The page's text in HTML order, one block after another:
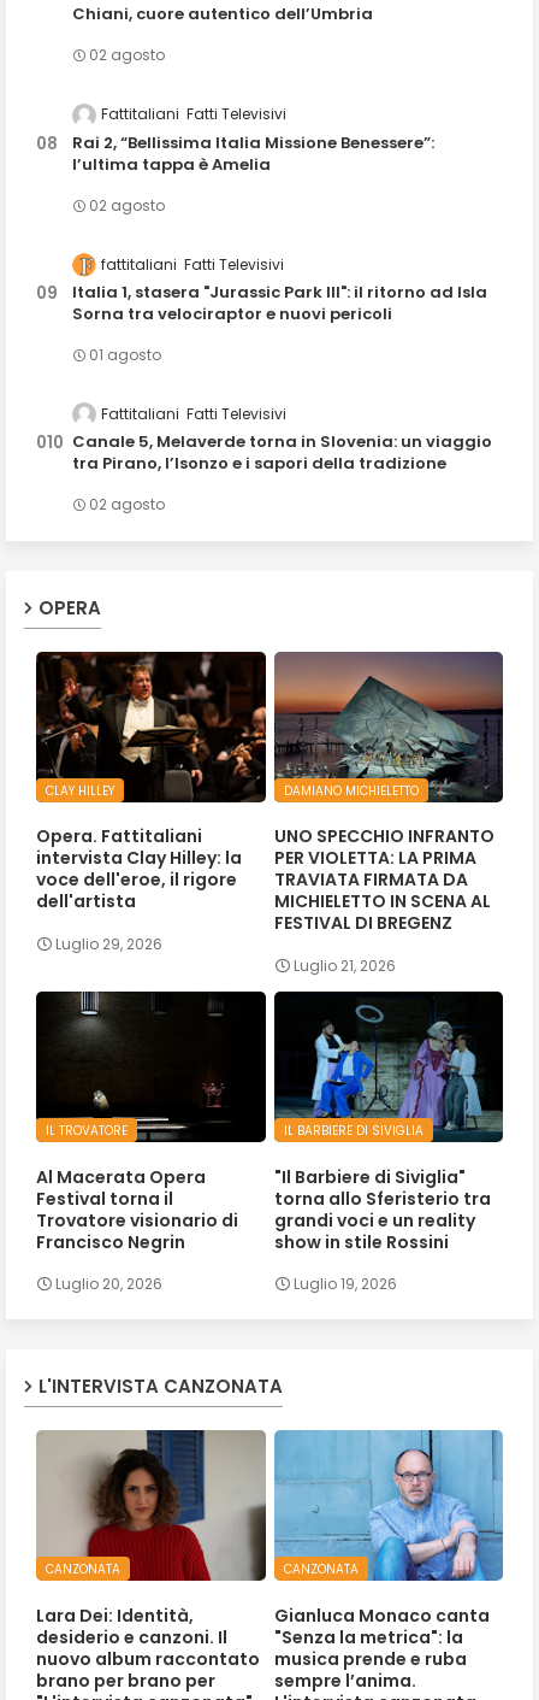
Chiani, cuore autentico dell’Umbria
02 agosto
Fattitaliani Fatti Televisivi
Rai 2, “Bellissima Italia Missione Benessere”:
l’ultima tappa è Amelia
02 agosto
fattitaliani Fatti Televisivi
Italia 1, stasera "Jurassic Park III": il ritorno ad Isla
Sorna tra velociraptor e nuovi pericoli
01 agosto
Fattitaliani Fatti Televisivi
Canale 5, Melaverde torna in Slovenia: un viaggio
tra Pirano, l’Isonzo e i sapori della tradizione
02 agosto
OPERA
CLAY HILLEY
Opera. Fattitaliani
intervista Clay Hilley: la
voce dell'eroe, il rigore
dell'artista
Luglio 29, 2026
DAMIANO MICHIELETTO
UNO SPECCHIO INFRANTO
PER VIOLETTA: LA PRIMA
TRAVIATA FIRMATA DA
MICHIELETTO IN SCENA AL
FESTIVAL DI BREGENZ
Luglio 21, 2026
IL TROVATORE
Al Macerata Opera
Festival torna il
Trovatore visionario di
Francisco Negrin
Luglio 20, 2026
IL BARBIERE DI SIVIGLIA
"Il Barbiere di Siviglia"
torna allo Sferisterio tra
grandi voci e un reality
show in stile Rossini
Luglio 19, 2026
L'INTERVISTA CANZONATA
CANZONATA
Lara Dei: Identità,
desiderio e canzoni. Il
nuovo album raccontato
brano per brano per
CANZONATA
Gianluca Monaco canta
"Senza la metrica": la
musica prende e ruba
sempre l’anima.